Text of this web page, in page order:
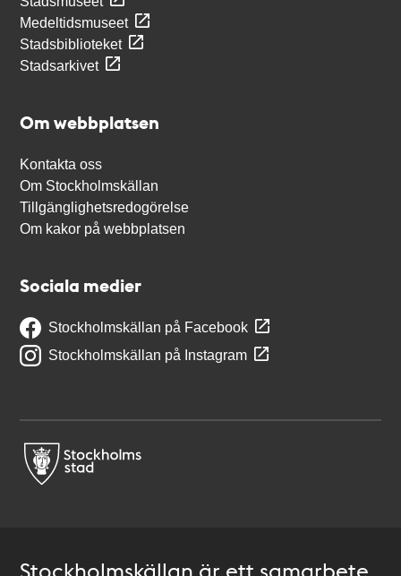
Medeltidsmuseet
Stadsbiblioteket
Stadsarkivet
Om webbplatsen
Kontakta oss
Om Stockholmskällan
Tillgänglighetsredogörelse
Om kakor på webbplatsen
Sociala medier
Stockholmskällan på Facebook
Stockholmskällan på Instagram
Stockholmskällan är ett samarbete